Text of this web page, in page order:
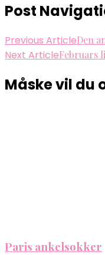
Post
Previous ArticleDen
Next ArticleFebruars
Måske vil du
Paris ankelsokker